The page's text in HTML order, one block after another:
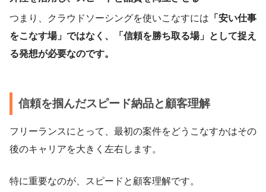
つまり、クラウドソーシングを使いこなすには 「安い仕事
をこなす場」ではなく、「信頼を勝ち取る場」として捉え
る発想が必要なのです。
信頼を掴んだスピード納品と顧客理解
フリーランスにとって、最初の案件をどうこなすかはその
後のキャリアを大きく左右します。
特に重要なのが、スピードと顧客理解です。